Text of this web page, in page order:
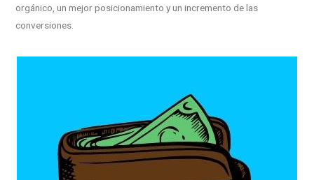
orgánico, un mejor posicionamiento y un incremento de las
conversiones.